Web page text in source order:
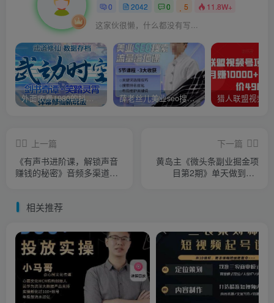
0 2042 0 5 11.8W+
这家伙很懒，什么都没有写...
外面收费1980的抖音武动时空直播项目，无需真人出镜，实时互动直播【软件+详细教程】 薛老丝儿美业seo搜索流量落地课，一周暴涨20w粉丝，全干货讲解
上一篇
《有声书进阶课，解锁声音
赚钱的秘密》音频多渠道投
下一篇
黄岛主《微头条副业掘金项
目第2期》单天做到50-
相关推荐